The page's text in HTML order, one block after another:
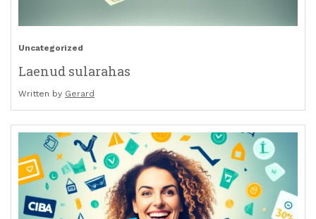
Uncategorized
Laenud sularahas
Written by Gerard